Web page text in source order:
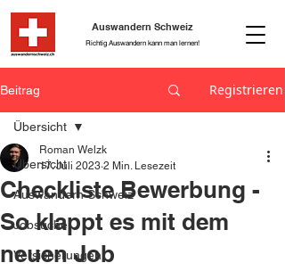
Richtig Auswandern kann man lernen!
Auswandern Schweiz
Beitrag Registrieren
Übersicht
Auswandern Schweiz
Jobsuche
Versicherungen
Übersicht
Checkliste Bewerbung -
So klappt es mit dem
neuen Job
Roman Welzk
17. Juli 2023 2 Min. Lesezeit